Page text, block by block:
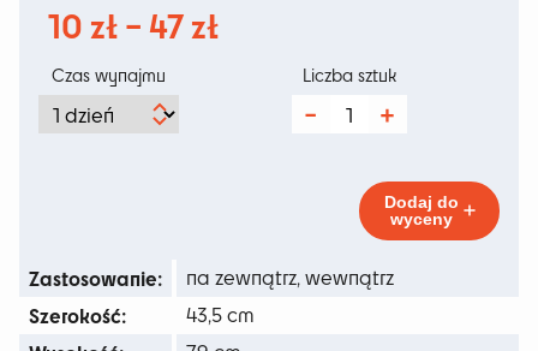
10 zł–47złZakres
Czas wynajmu
ilość
Blue
Liczba sztuk
Dodaj do
wyceny
Zastosowanie: na zewnątrz, wewnątrz
Szerokość: 43,5 cm